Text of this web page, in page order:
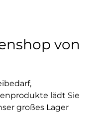
von
lädt Sie
großes Lager